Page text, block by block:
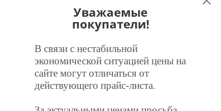
Рекомендуем
Уважаемые
покупатели!
В связи с нестабильной
экономической ситуацией цены на
сайте могут отличаться от
действующего прайс-листа.